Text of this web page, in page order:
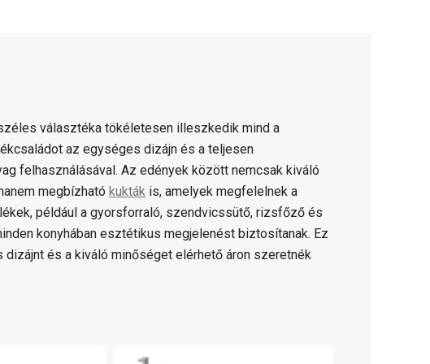
választéka tökéletesen illeszkedik mind a
az egységes dizájn és a teljesen
felhasználásával. Az edények között nemcsak kiváló
megbízható kukták is, amelyek megfelelnek a
például a gyorsforraló, szendvicssütő, rizsfőző és
konyhában esztétikus megjelenést biztosítanak. Ez
és a kiváló minőséget elérhető áron szeretnék